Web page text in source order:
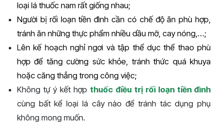
loại lá thuốc nam rất giống nhau;
Người bị rối loạn tiền đình cần có chế độ ăn phù hợp,
tránh ăn những thực phẩm nhiều dầu mỡ, cay nóng,…;
Lên kế hoạch nghỉ ngơi và tập thể dục thể thao phù
hợp để tăng cường sức khỏe, tránh thức quá khuya
hoặc căng thẳng trong công việc;
Không tự ý kết hợpthuốc điều trị rối loạn tiền đình
cùng bất kể loại lá cây nào để tránh tác dụng phụ
không mong muốn.